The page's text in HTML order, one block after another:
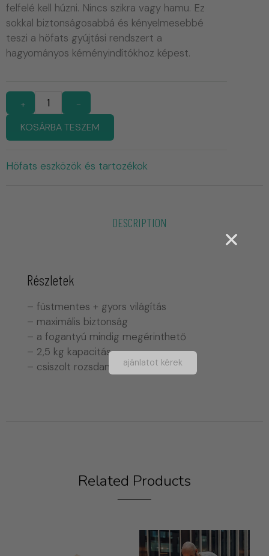
felfelé kell húzni. Nincs szikra vagy hamu. Ez
sokkal biztonságosabbá és kényelmesebbé
teszi a höfats gyújtási rendszert a
hagyományos kéményindítókhoz képest.
+
-
KOSÁRBA TESZEM
Höfats eszközök és tartozékok
DESCRIPTION
Részletek
– füstmentes + gyors világítás
– maximális biztonság
– a fogantyú mindig megérinthető
– 2,5 kg kapacitás
– csiszolt rozsdamentes acél
Related Products
ajánlatot kérek